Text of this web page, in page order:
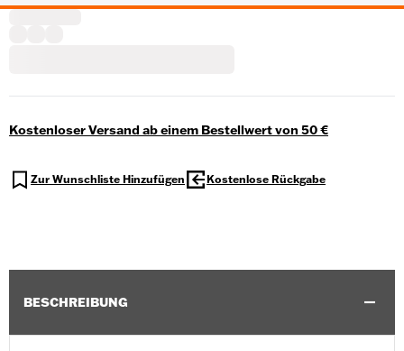
Kostenloser Versand ab einem Bestellwert von 50 €
Zur Wunschliste Hinzufügen Kostenlose Rückgabe
BESCHREIBUNG